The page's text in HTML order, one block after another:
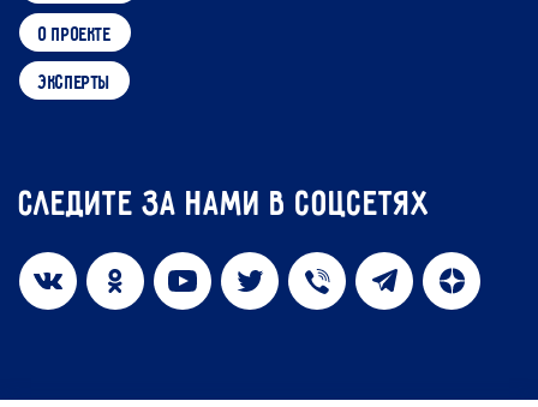
о проекте
эксперты
Следите за нами в соцсетях